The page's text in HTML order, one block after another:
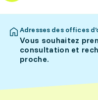
Adresses des offices
Vous souhaitez
consultation et
proche.